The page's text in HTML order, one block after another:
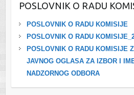
POSLOVNIK O RADU
POSLOVNIK O RADU KOMISIJE
POSLOVNIK O RADU
POSLOVNIK O RADU KOMISIJE
JAVNOG OGLASA ZA IZBOR I
NADZORNOG ODBORA